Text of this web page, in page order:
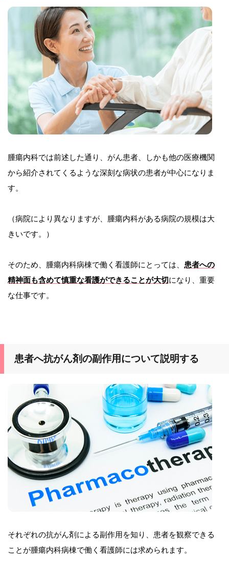
腫瘍内科では前述した通り、がん患者、しかも他の医療機関
から紹介されてくるような深刻な病状の患者が中心になりま
す。
（病院により異なりますが、腫瘍内科がある病院の規模は大
きいです。）
そのため、腫瘍内科病棟で働く看護師にとっては、 患者への
精神面も含めて慎重な看護ができることが大切になり、重要
な仕事です。
患者へ抗がん剤の副作用について説明する
それぞれの抗がん剤による副作用を知り、患者を観察できる
ことが腫瘍内科病棟で働く看護師には求められます。